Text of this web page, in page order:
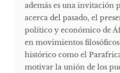
además es una invitación
acerca del pasado, el
político y económico de
en movimientos
histórico como el
motivar la unión de los